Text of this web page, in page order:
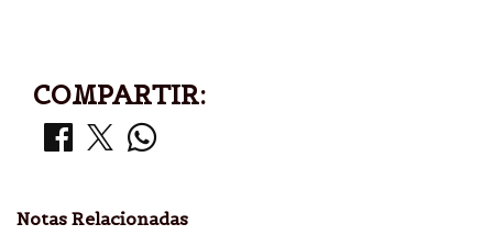
COMPARTIR:
Notas Relacionadas